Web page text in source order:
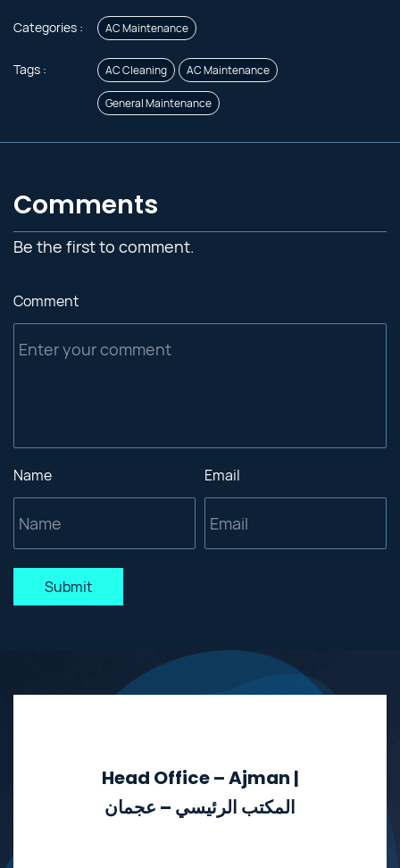
Categories : AC Maintenance
Tags : AC Cleaning AC Maintenance
General Maintenance
Comments
Be the first to comment.
Comment
Name Email
Submit
Head Office – Ajman |
المكتب الرئيسي – عجمان